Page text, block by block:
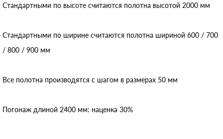
Стандартными по высоте считаются полотна высотой 2000 мм
Стандартными по ширине считаются полотна шириной 600 / 700
/ 800 / 900 мм
Все полотна производятся с шагом в размерах 50 мм
Погонаж длиной 2400 мм: наценка 30%